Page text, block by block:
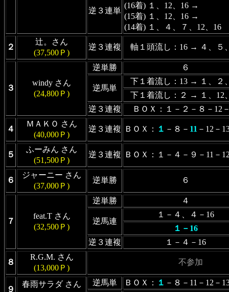
逆３連単
(16着) １、12、16 →
(15着) １、12、16 →
(14着) １、４、７、12、16
２
辻。さん
(37,500Ｐ)
逆３連複 軸１頭流し：16 → ４、５
３
windy さん
(24,800Ｐ)
逆単勝 ６
逆馬単
下１着流し：13 → １、２
下１着流し：２ → １、12
逆３連複
ＢＯＸ：１－２－８－12
４
ＭＡＫＯ さん
(40,000Ｐ)
逆３連複 ＢＯＸ： １ －８－ 11 －12－
５
ふーみん さん
(51,500Ｐ)
逆３連複 ＢＯＸ：１－４－９－11－
６
ジャーニー さん
(37,000Ｐ)
逆単勝 ６
７
feat.T さん
(32,500Ｐ)
逆単勝 ４
逆馬連
１－４、４－16
１－16
逆３連複
１－４－16
８
R.G.M. さん
(13,000Ｐ)
不参加
９
春雨サラダ さん
逆馬単 ＢＯＸ： １ －８－11－12－